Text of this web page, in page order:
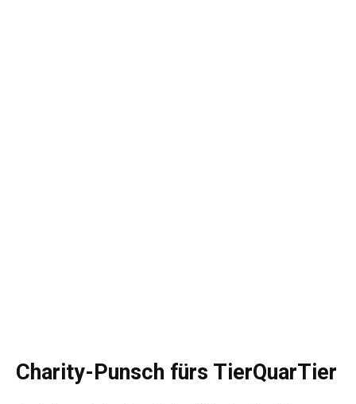
Charity-Punsch fürs TierQuarTier